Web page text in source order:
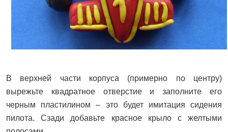
В верхней части корпуса (примерно по центру)
вырежьте квадратное отверстие и заполните его
черным пластилином – это будет имитация сидения
пилота. Сзади добавьте красное крыло с желтыми